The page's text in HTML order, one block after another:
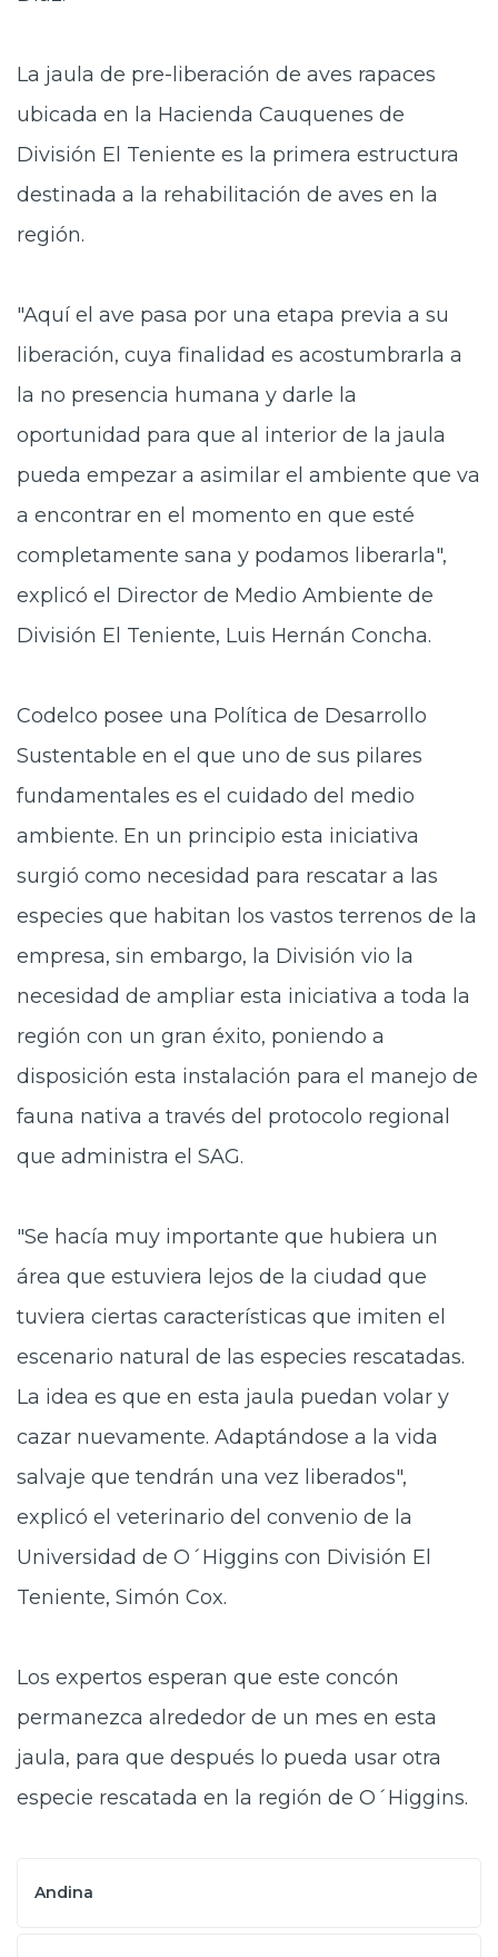
La jaula de pre-liberación de aves rapaces
ubicada en la Hacienda Cauquenes de
División El Teniente es la primera estructura
destinada a la rehabilitación de aves en la
región.
"Aquí el ave pasa por una etapa previa a su
liberación, cuya finalidad es acostumbrarla a
la no presencia humana y darle la
oportunidad para que al interior de la jaula
pueda empezar a asimilar el ambiente que va
a encontrar en el momento en que esté
completamente sana y podamos liberarla",
explicó el Director de Medio Ambiente de
División El Teniente, Luis Hernán Concha.
Codelco posee una Política de Desarrollo
Sustentable en el que uno de sus pilares
fundamentales es el cuidado del medio
ambiente. En un principio esta iniciativa
surgió como necesidad para rescatar a las
especies que habitan los vastos terrenos de la
empresa, sin embargo, la División vio la
necesidad de ampliar esta iniciativa a toda la
región con un gran éxito, poniendo a
disposición esta instalación para el manejo de
fauna nativa a través del protocolo regional
que administra el SAG.
"Se hacía muy importante que hubiera un
área que estuviera lejos de la ciudad que
tuviera ciertas características que imiten el
escenario natural de las especies rescatadas.
La idea es que en esta jaula puedan volar y
cazar nuevamente. Adaptándose a la vida
salvaje que tendrán una vez liberados",
explicó el veterinario del convenio de la
Universidad de O´Higgins con División El
Teniente, Simón Cox.
Los expertos esperan que este concón
permanezca alrededor de un mes en esta
jaula, para que después lo pueda usar otra
especie rescatada en la región de O´Higgins.
Andina